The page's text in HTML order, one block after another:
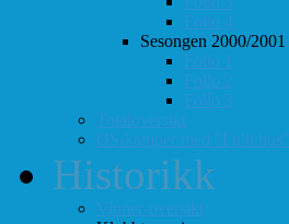
Follo 4
Sesongen 2000/2001
Follo 1
Follo 2
Follo 3
Totaloversikt
ØS-kamper med "Fullt hus"
Historikk
Vinner-oversikt